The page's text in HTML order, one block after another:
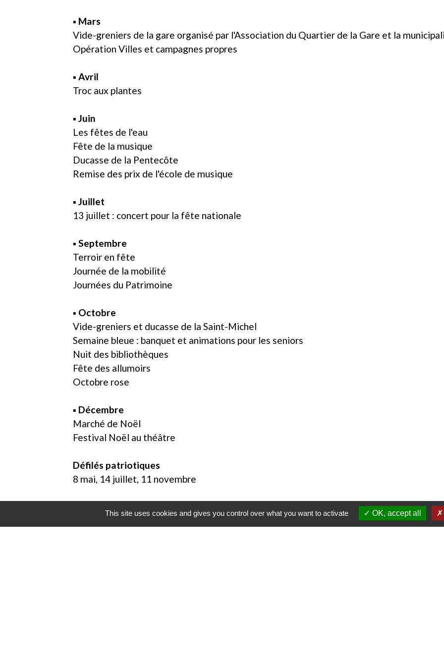
▪ Mars
Vide-greniers de la gare organisé par l'Association du Quartier de la Gare et la
Opération Villes et campagnes propres
▪ Avril
Troc aux plantes
▪ Juin
Les fêtes de l'eau
Fête de la musique
Ducasse de la Pentecôte
Remise des prix de l'école de musique
▪ Juillet
13 juillet : concert pour la fête nationale
▪ Septembre
Terroir en fête
Journée de la mobilité
Journées du Patrimoine
▪ Octobre
Vide-greniers et ducasse de la Saint-Michel
Semaine bleue : banquet et animations pour les seniors
Nuit des bibliothèques
Fête des allumoirs
Octobre rose
▪ Décembre
Marché de Noël
Festival Noël au théâtre
Défilés patriotiques
8 mai, 14 juillet, 11 novembre
This site uses cookies and gives you control over what you want to activate OK, accept all